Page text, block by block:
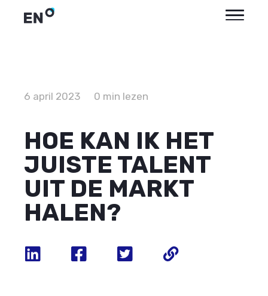
6 april 2023 0 min lezen
HOE KAN IK HET
JUISTE TALENT
UIT DE MARKT
HALEN?